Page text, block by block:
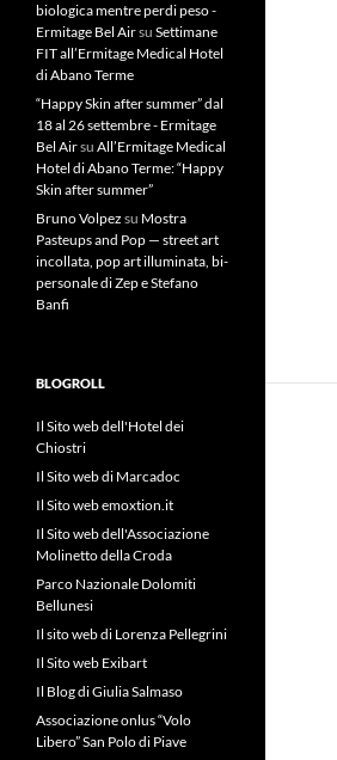
biologica mentre perdi peso -
Ermitage Bel Airsu Settimane
FIT all’Ermitage Medical Hotel
di Abano Terme
“Happy Skin after summer” dal
18 al 26 settembre - Ermitage
Bel Airsu All’Ermitage Medical
Hotel di Abano Terme: “Happy
Skin after summer”
Bruno Volpez su Mostra
Pasteups and Pop — street art
incollata, pop art illuminata, bi-
personale di Zep e Stefano
Banfi
BLOGROLL
Il Sito web dell'Hotel dei
Chiostri
Il Sito web di Marcadoc
Il Sito web emoxtion.it
Il Sito web dell'Associazione
Molinetto della Croda
Parco Nazionale Dolomiti
Bellunesi
Il sito web di Lorenza Pellegrini
Il Sito web Exibart
Il Blog di Giulia Salmaso
Associazione onlus “Volo
Libero” San Polo di Piave